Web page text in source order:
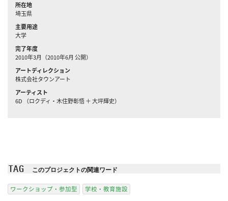
所在地
埼玉県
主要用途
大学
完了年度
2010年3月（2010年6月 公開）
アートディレクション
株式会社タウンアート
アーティスト
6D （ロクディ・木住野彰悟 ＋ 大坪輝史）
TAG このプロジェクトの関連ワード
ワークショップ・参加型 学校・教育施設